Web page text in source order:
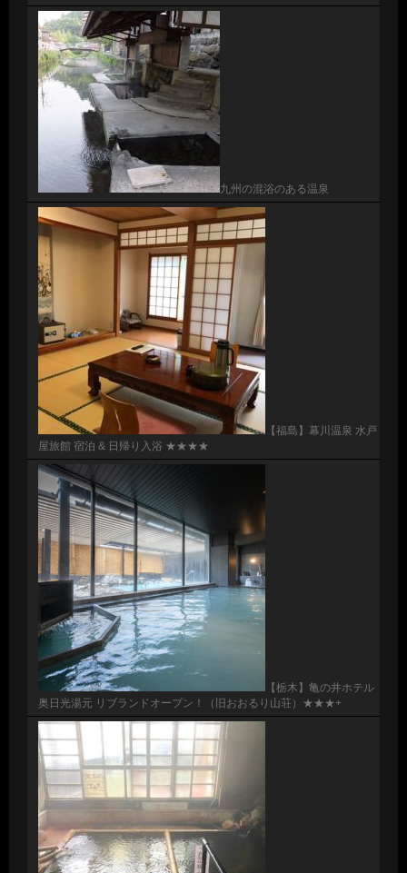
九州の混浴のある温泉
【福島】幕川温泉 水戸
屋旅館 宿泊 & 日帰り入浴 ★★★★
【栃木】亀の井ホテル
奥日光湯元 リブランドオープン！（旧おおるり山荘）★★★+